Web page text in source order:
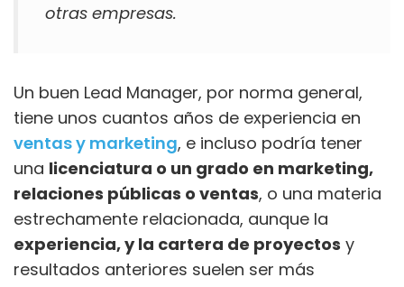
otras empresas.
Un buen Lead Manager, por norma general,
tiene unos cuantos años de experiencia en
ventas y marketing, e incluso podría tener
una licenciatura o un grado en marketing,
relaciones públicas o ventas, o una materia
estrechamente relacionada, aunque la
experiencia, y la cartera de proyectos y
resultados anteriores suelen ser más